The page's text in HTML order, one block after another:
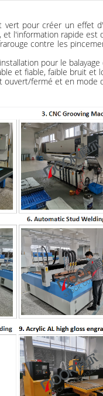
pour créer un effet
l'information rapide est
contre les
pour le
et fiable, faible bruit et
ouvert/fermé et en mode